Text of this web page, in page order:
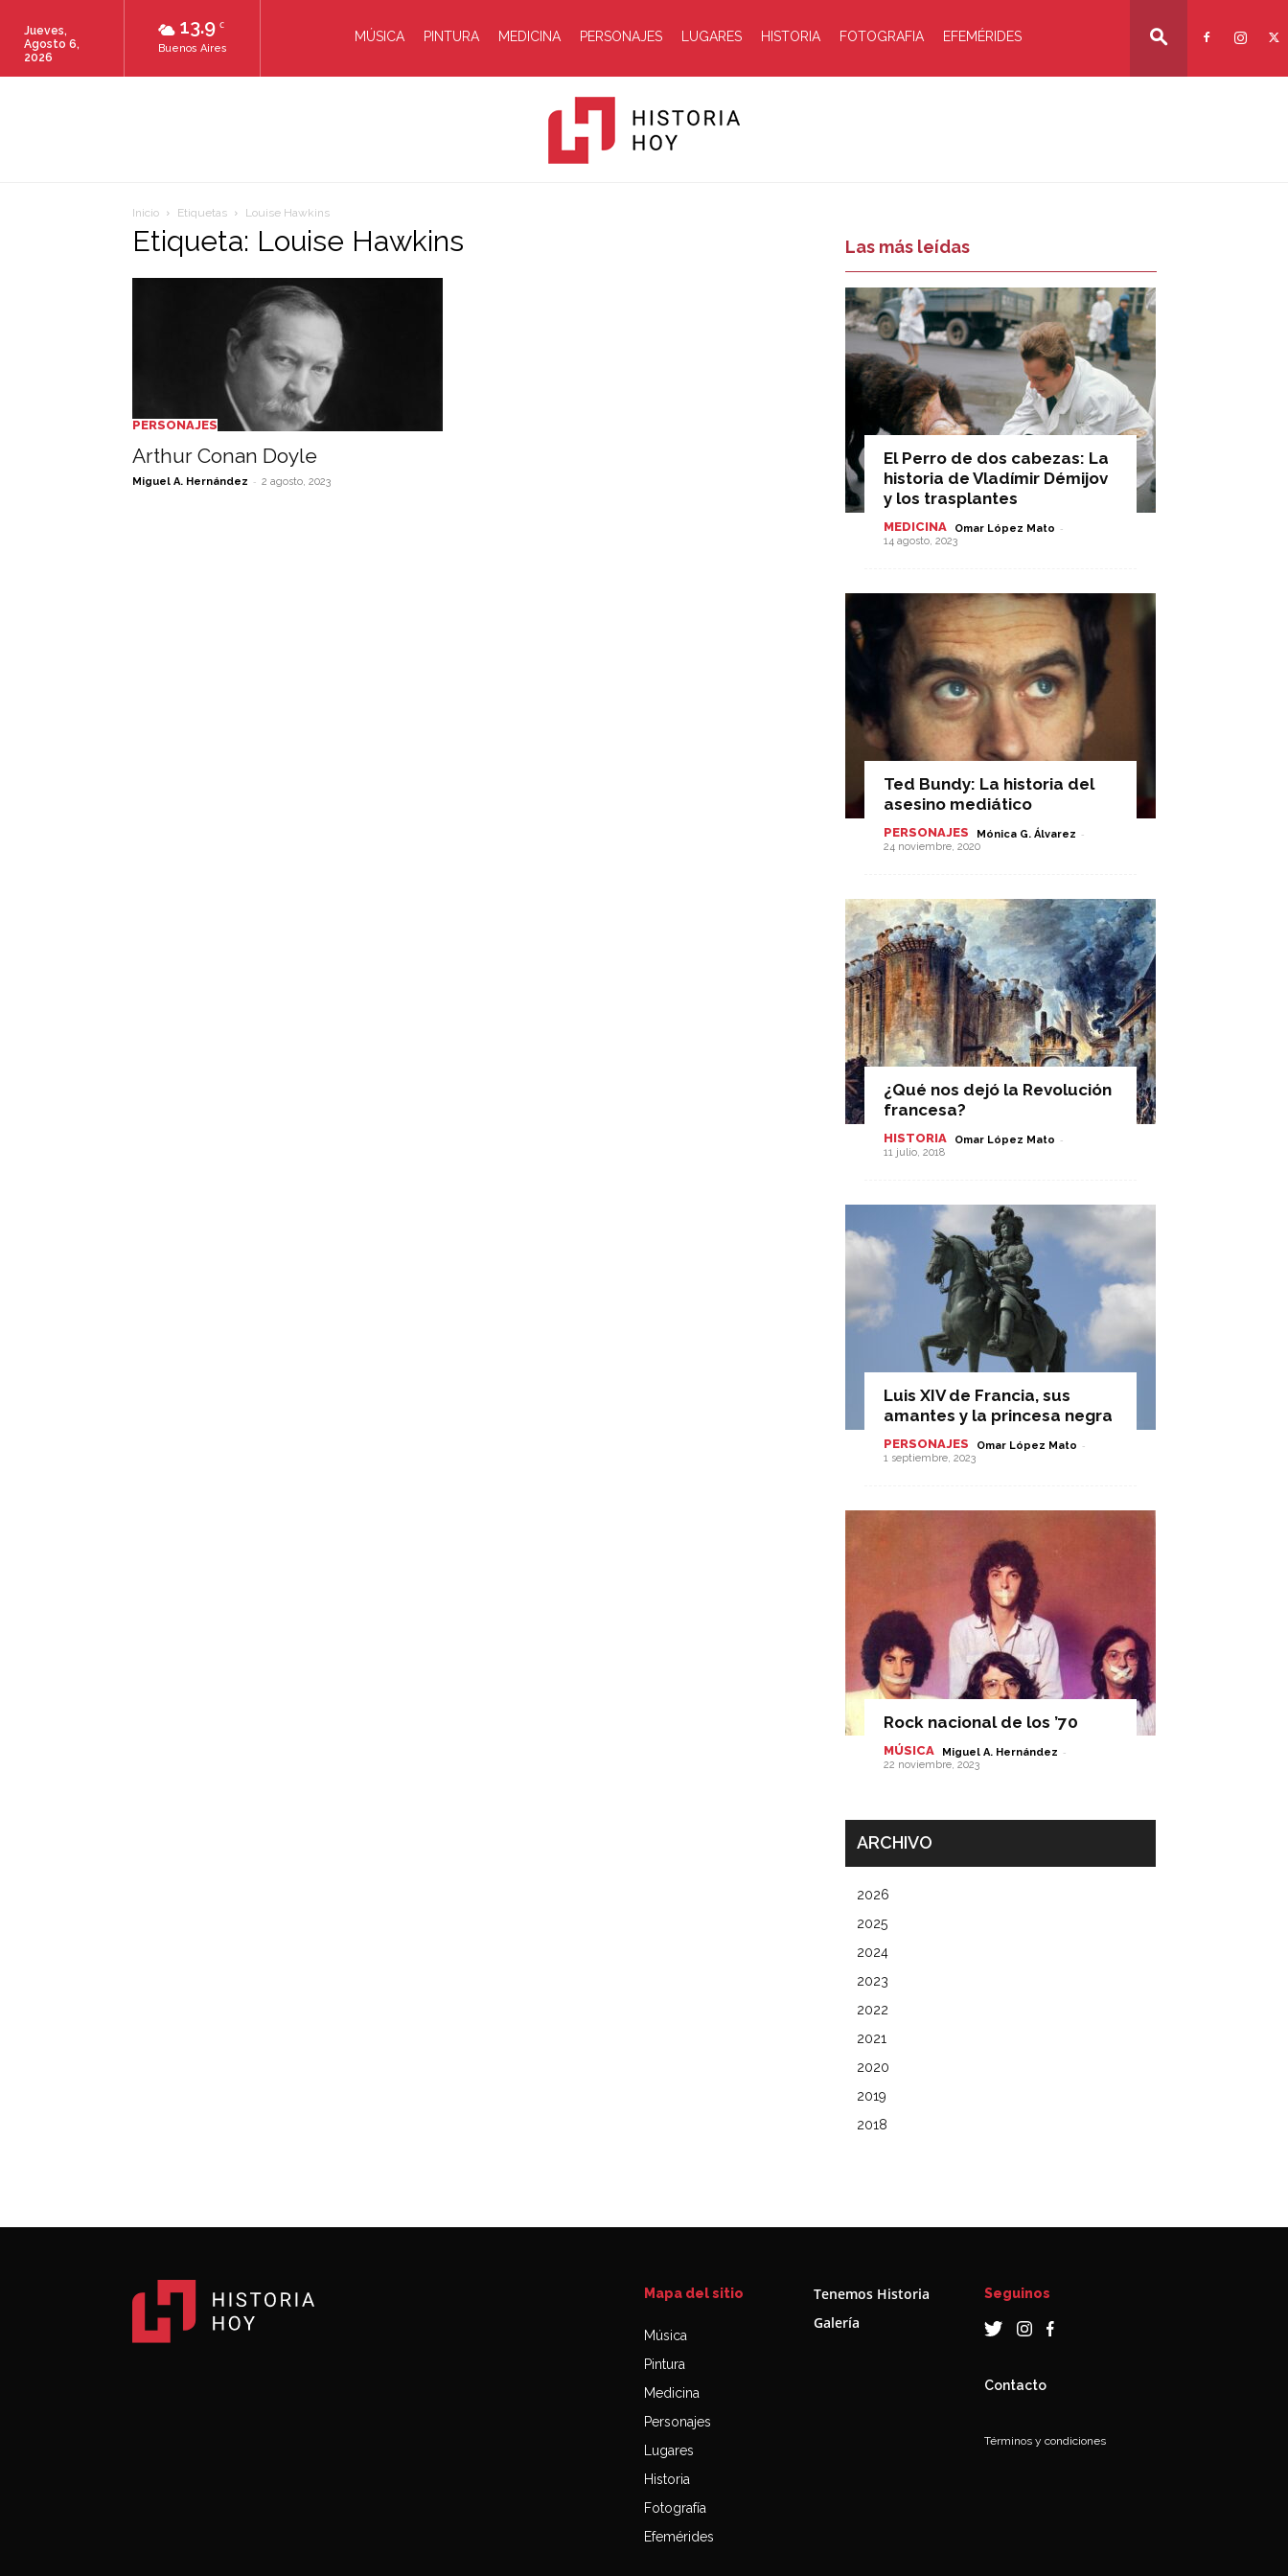
13.9 C
Buenos Aires
Jueves,
Agosto 6,
2026
MÚSICA PINTURA MEDICINA PERSONAJES LUGARES HISTORIA FOTOGRAFIA EFEMÉRIDES
Inicio Etiquetas Louise Hawkins
Etiqueta: Louise Hawkins
PERSONAJES
Arthur Conan Doyle
Miguel A. Hernández - 2 agosto, 2023
Las más leídas
El Perro de dos cabezas: La
historia de Vladímir Démijov
y los trasplantes
MEDICINA Omar López Mato -
14 agosto, 2023
Ted Bundy: La historia del
asesino mediático
PERSONAJES Mónica G. Álvarez -
24 noviembre, 2020
¿Qué nos dejó la Revolución
francesa?
HISTORIA Omar López Mato -
11 julio, 2018
Luis XIV de Francia, sus
amantes y la princesa negra
PERSONAJES Omar López Mato -
1 septiembre, 2023
Rock nacional de los ’70
MÚSICA Miguel A. Hernández -
22 noviembre, 2023
ARCHIVO
2026
2025
2024
2023
2022
2021
2020
2019
2018
Mapa del sitio
Música
Pintura
Medicina
Personajes
Lugares
Historia
Fotografía
Efemérides
Tenemos Historia
Galería
Seguinos
Contacto
Términos y condiciones